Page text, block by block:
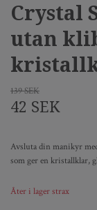
Crystal
utan
139 SEK
42 SEK
Avsluta din manikyr
som ger en kristallklar,
Åter i lager strax